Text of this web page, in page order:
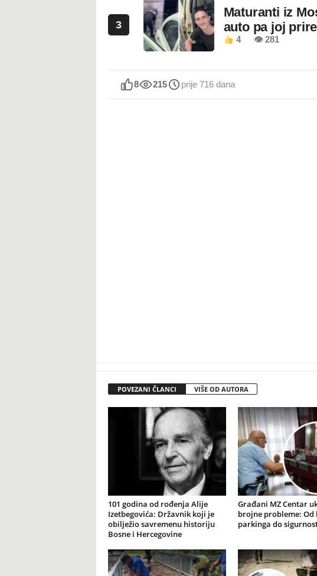
3
Maturanti iz
auto pa joj
4 👁 281
8 215 prije 716 dana
POVEZANI ČLANCI VIŠE OD AUTORA
101 godina od rođenja Alije
Izetbegovića: Državnik koji je
obilježio savremenu historiju
Bosne i Hercegovine
Građani MZ Centar
brojne probleme: Od
parkinga do